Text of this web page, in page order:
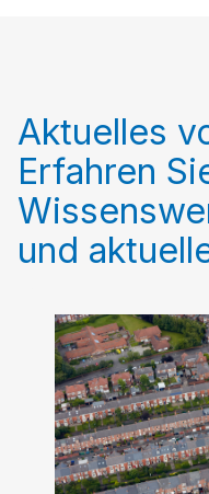
Aktuelles
Erfahren
und